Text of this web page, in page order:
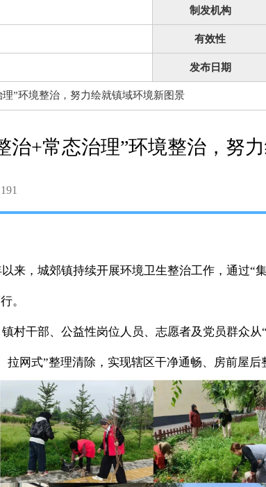
制发机构
有效性
发布日期
”环境整治，努力绘就镇域环境新图景
治+常态治理”环境整治，努
191
来，城郊镇持续开展环境卫生整治工作，通过“
。
镇村干部、公益性岗位人员、志愿者及党员群众
网式”整理清除，实现辖区干净通畅、房前屋后